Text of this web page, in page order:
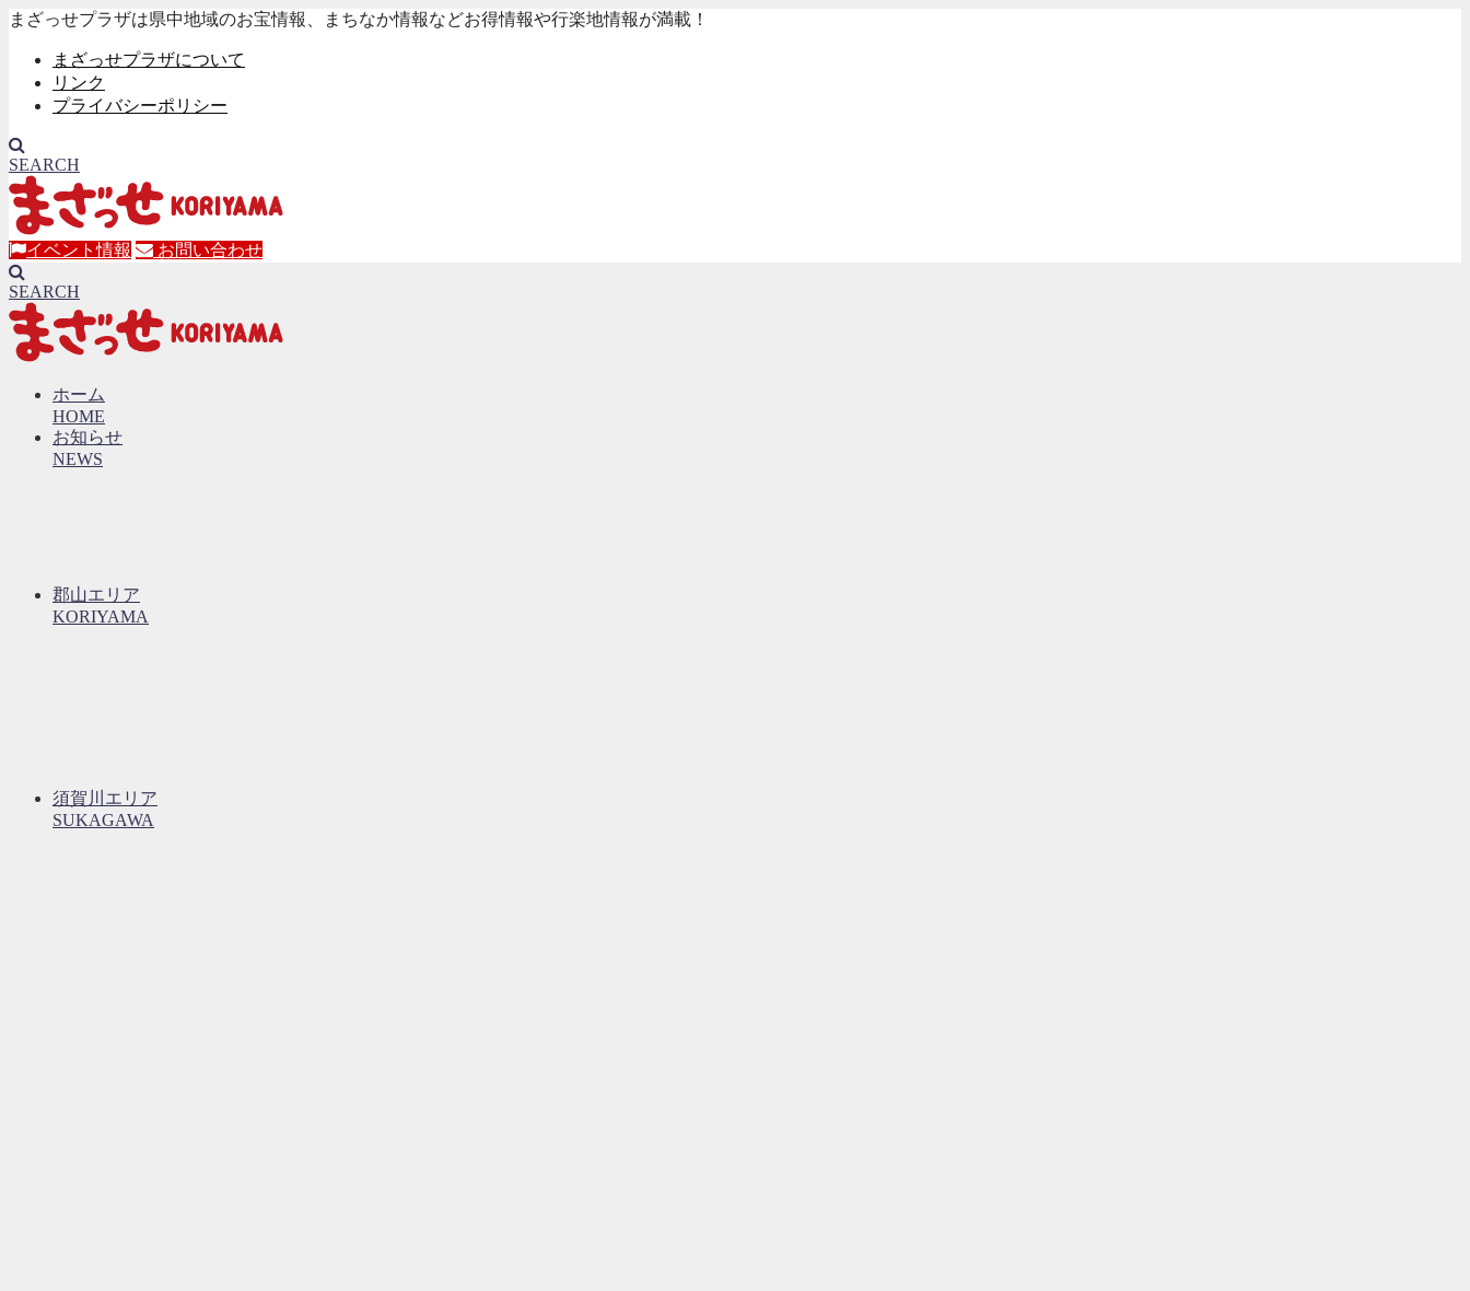
まざっせプラザは県中地域のお宝情報、まちなか情報などお得情報や行楽地情報が満載！
まざっせプラザについて
リンク
プライバシーポリシー
SEARCH
イベント情報 お問い合わせ
SEARCH
ホーム
HOME
お知らせ
NEWS
郡山エリア
KORIYAMA
須賀川エリア
SUKAGAWA